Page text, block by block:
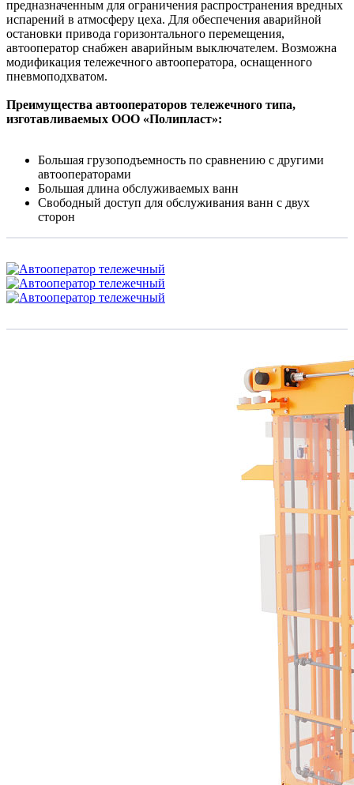
предназначенным для ограничения распространения вредных
испарений в атмосферу цеха. Для обеспечения аварийной
остановки привода горизонтального перемещения,
автооператор снабжен аварийным выключателем. Возможна
модификация тележечного автооператора, оснащенного
пневмоподхватом.
Преимущества автооператоров тележечного типа,
изготавливаемых ООО «Полипласт»:
Большая грузоподъемность по сравнению с другими
автооператорами
Большая длина обслуживаемых ванн
Свободный доступ для обслуживания ванн с двух
сторон